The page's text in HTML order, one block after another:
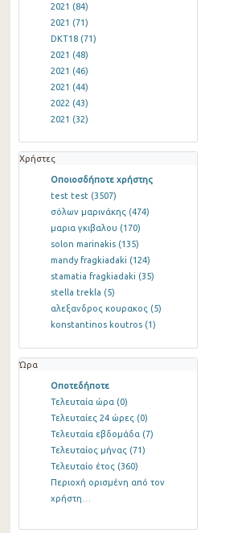
2021 (84)
2021 (71)
DKT18 (71)
2021 (48)
2021 (46)
2021 (44)
2022 (43)
2021 (32)
Χρήστες
Οποιοσδήποτε χρήστης
test test (3507)
σόλων μαρινάκης (474)
μαρια γκιβαλου (170)
solon marinakis (135)
mandy fragkiadaki (124)
stamatia fragkiadaki (35)
stella trekla (5)
αλεξανδρος κουρακος (5)
konstantinos koutros (1)
Ώρα
Οποτεδήποτε
Τελευταία ώρα (0)
Τελευταίες 24 ώρες (0)
Τελευταία εβδομάδα (7)
Τελευταίος μήνας (71)
Τελευταίο έτος (360)
Περιοχή ορισμένη από τον
χρήστη…